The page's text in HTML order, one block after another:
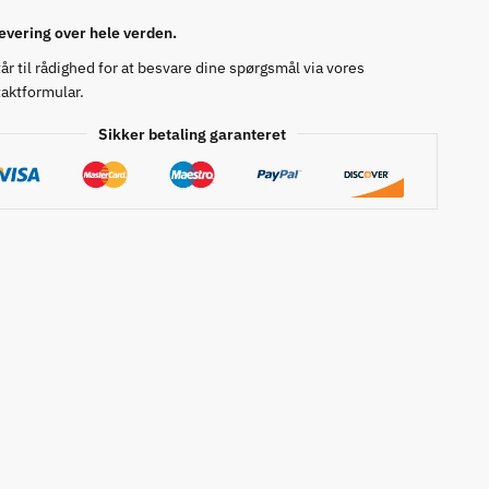
over hele verden.
til rådighed for at besvare dine spørgsmål via vores
Sikker betaling garanteret